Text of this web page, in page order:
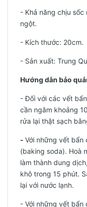
- Khả năng chịu
ngột.
- Kích thước: 20cm.
- Sản xuất: Trung
Hướng dẫn bảo
- Đối với các vết
cần ngâm khoảng
rửa lại thật sạch
- Với những vết bẩn
(baking soda). Hoà
làm thành dung
khô trong 15 phút.
lại với nước lạnh.
- Với những vết